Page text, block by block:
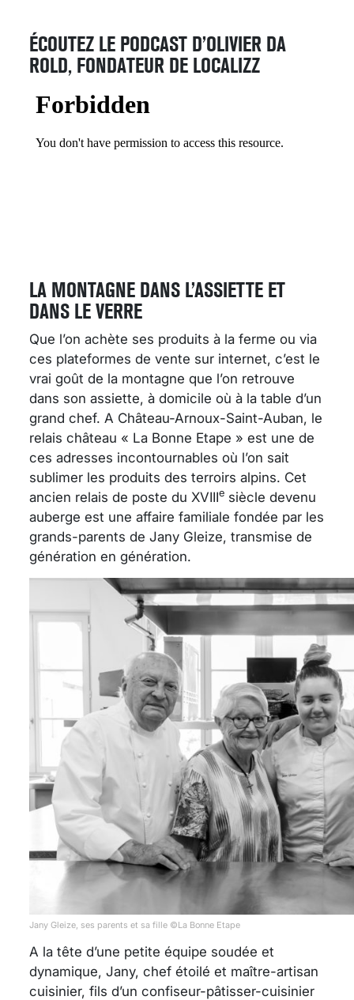
ÉCOUTEZ LE PODCAST D’OLIVIER DA
ROLD, FONDATEUR DE LOCALIZZ
LA MONTAGNE DANS L’ASSIETTE ET
DANS LE VERRE
Que l’on achète ses produits à la ferme ou via
ces plateformes de vente sur internet, c’est le
vrai goût de la montagne que l’on retrouve
dans son assiette, à domicile où à la table d’un
grand chef. A Château-Arnoux-Saint-Auban, le
relais château « La Bonne Etape » est une de
ces adresses incontournables où l’on sait
sublimer les produits des terroirs alpins. Cet
ancien relais de poste du XVIIIe siècle devenu
auberge est une affaire familiale fondée par les
grands-parents de Jany Gleize, transmise de
génération en génération.
Jany Gleize, ses parents et sa fille ©La Bonne Etape
A la tête d’une petite équipe soudée et
dynamique, Jany, chef étoilé et maître-artisan
cuisinier, fils d’un confiseur-pâtisser-cuisinier